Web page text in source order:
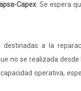
Capex . Se espera
a la
no se realizada
operativa,